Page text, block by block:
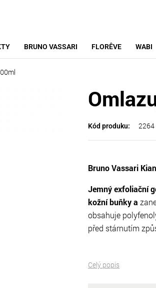
BRUNO VASSARI FLORÊVE WABI
Kód produku: 2264
Bruno Vassari
Jemný exfoliační
kožní buňky a
obsahuje
před stárnutím
Celý popis